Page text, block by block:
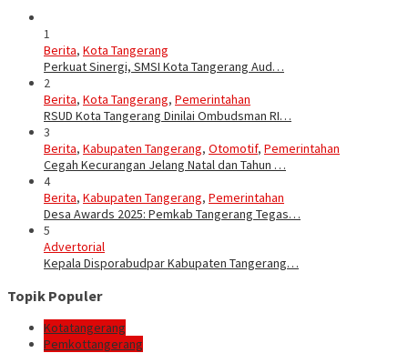
1
Berita, Kota Tangerang
Perkuat Sinergi, SMSI Kota Tangerang Aud…
2
Berita, Kota Tangerang, Pemerintahan
RSUD Kota Tangerang Dinilai Ombudsman RI…
3
Berita, Kabupaten Tangerang, Otomotif, Pemerintahan
Cegah Kecurangan Jelang Natal dan Tahun …
4
Berita, Kabupaten Tangerang, Pemerintahan
Desa Awards 2025: Pemkab Tangerang Tegas…
5
Advertorial
Kepala Disporabudpar Kabupaten Tangerang…
Topik Populer
Kotatangerang
Pemkottangerang